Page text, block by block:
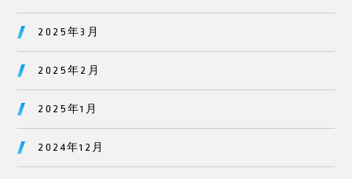
2025年3月
2025年2月
2025年1月
2024年12月